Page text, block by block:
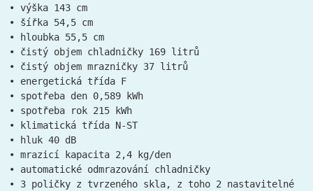
• výška 143 cm
• šířka 54,5 cm
• hloubka 55,5 cm
• čistý objem chladničky 169 litrů
• čistý objem mrazničky 37 litrů
• energetická třída F
• spotřeba den 0,589 kWh
• spotřeba rok 215 kWh
• klimatická třída N-ST
• hluk 40 dB
• mrazicí kapacita 2,4 kg/den
• automatické odmrazování chladničky
• 3 poličky z tvrzeného skla, z toho 2 nastavitelné